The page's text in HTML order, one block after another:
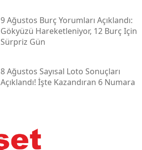
9 Ağustos Burç Yorumları Açıklandı:
Gökyüzü Hareketleniyor, 12 Burç Için
Sürpriz Gün
8 Ağustos Sayısal Loto Sonuçları
Açıklandı! İşte Kazandıran 6 Numara